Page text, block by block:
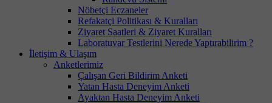
Nöbetçi Eczaneler
Refakatçi Politikası & Kuralları
Ziyaret Saatleri & Ziyaret Kuralları
Laboratuvar Testlerini Nerede Yaptırabilirim ?
İletişim & Ulaşım
Anketlerimiz
Çalışan Geri Bildirim Anketi
Yatan Hasta Deneyim Anketi
Ayaktan Hasta Deneyim Anketi